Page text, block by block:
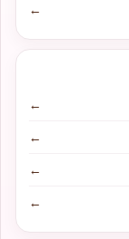
←
←
←
←
←